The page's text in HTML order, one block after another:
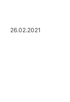
26.02.2021